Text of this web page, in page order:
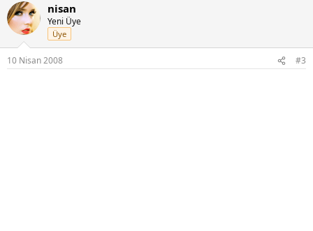
nisan
Yeni Üye
Üye
10 Nisan 2008 #3